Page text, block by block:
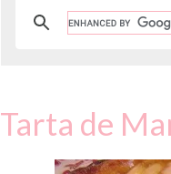
Tarta de